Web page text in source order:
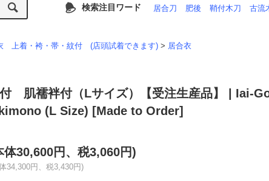
検索注目ワード 居合刀 肥後 鞘付木刀 古流
上着・袴・帯・紋付 (店頭試着できます) > 居合衣
肌襦袢付（Lサイズ）【受注生産品】 | Iai-
(L Size) [Made to Order]
体30,600円、税3,060円)
34,300円、税3,430円)